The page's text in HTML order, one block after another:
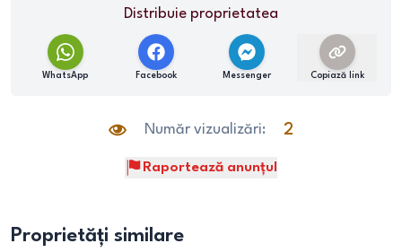
Distribuie proprietatea
WhatsApp Facebook Messenger Copiază link
Număr vizualizări: 2
Raportează anunțul
Proprietăți similare